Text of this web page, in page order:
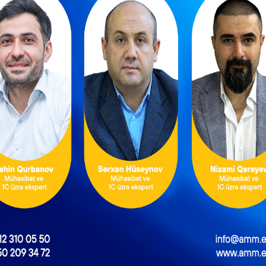
qoyulan əsas vəsaitlər ƏDV-yə cəlb olunur?
NEXT POST
Kapital Bank-ın səhmdarları yeni təyinatları təsdiqlədi
və daimi
Məşğulluq Strategiyası
bazarında yeni hədəflər